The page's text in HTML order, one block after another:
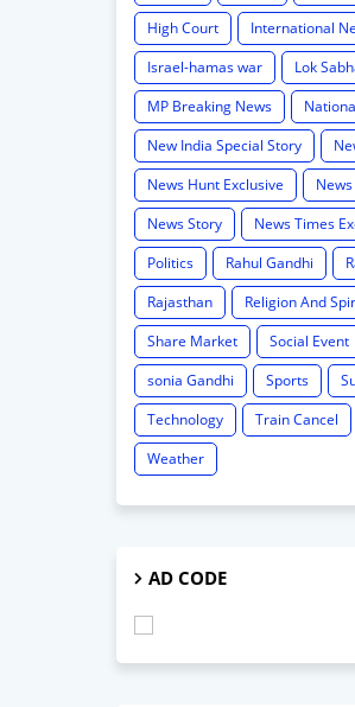
High Court
International
Israel-hamas war
Lok
MP Breaking News
New India Special Story
News Hunt Exclusive
News Story
News Times
Politics
Rahul Gandhi
Rajasthan
Religion And
Share Market
Social Event
sonia Gandhi
Sports
Technology
Train Cancel
Weather
AD CODE